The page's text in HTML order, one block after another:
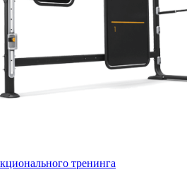
тренинга